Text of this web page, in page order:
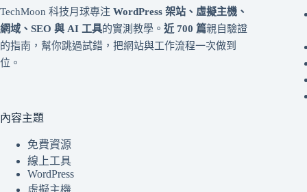
TechMoon 科技月球專注 WordPress 架站、虛擬主機、
網域、SEO 與 AI 工具的實測教學。 近 700 篇親自驗證
的指南，幫你跳過試錯，把網站與工作流程一次做到
位。
內容主題
免費資源
線上工具
WordPress